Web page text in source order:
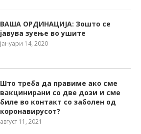
ВАША ОРДИНАЦИЈА: Зошто се
јавува зуење во ушите
јануари 14, 2020
Што треба да правиме ако сме
вакцинирани со две дози и сме
биле во контакт со заболен од
коронавирусот?
август 11, 2021